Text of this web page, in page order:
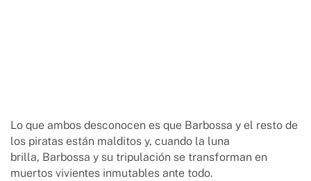
Lo que ambos desconocen es que Barbossa y el resto de
los piratas están malditos y, cuando la luna
brilla, Barbossa y su tripulación se transforman en
muertos vivientes inmutables ante todo.